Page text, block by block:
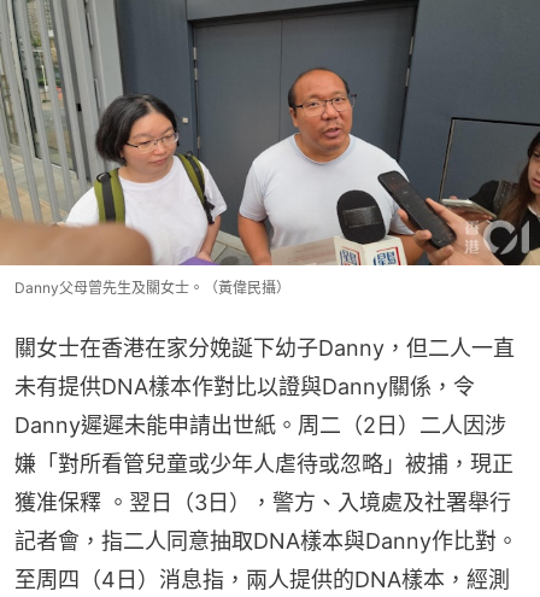
Danny父母曾先生及關女士。（黃偉民攝）
關女士在香港在家分娩誕下幼子Danny，但二人一直
未有提供DNA樣本作對比以證與Danny關係，令
Danny遲遲未能申請出世紙。周二（2日）二人因涉
嫌「對所看管兒童或少年人虐待或忽略」被捕，現正
獲准保釋 。翌日（3日），警方、入境處及社署舉行
記者會，指二人同意抽取DNA樣本與Danny作比對。
至周四（4日）消息指，兩人提供的DNA樣本，經測